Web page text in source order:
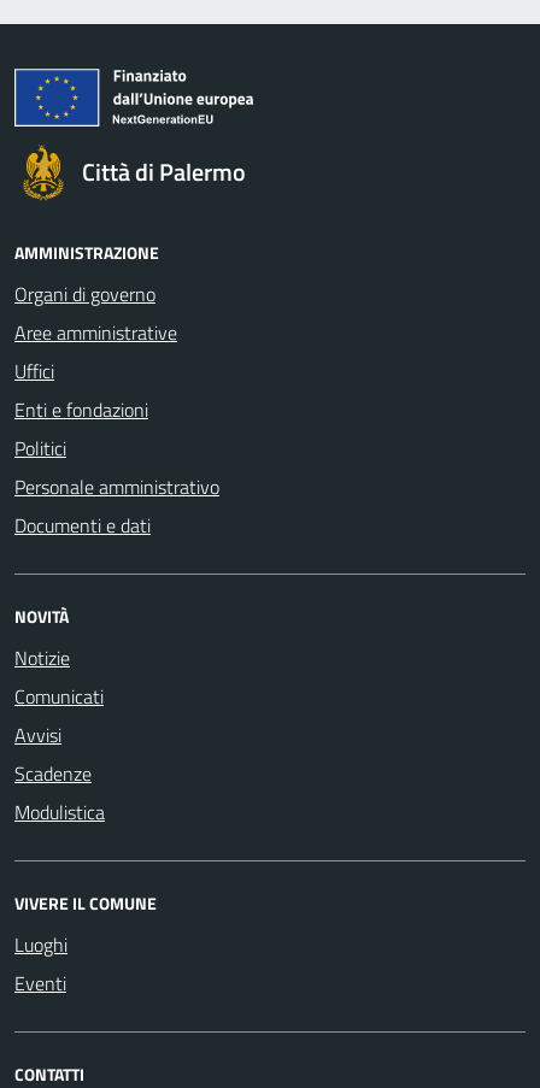
Città di Palermo
AMMINISTRAZIONE
Organi di governo
Aree amministrative
Uffici
Enti e fondazioni
Politici
Personale amministrativo
Documenti e dati
NOVITÀ
Notizie
Comunicati
Avvisi
Scadenze
Modulistica
VIVERE IL COMUNE
Luoghi
Eventi
CONTATTI